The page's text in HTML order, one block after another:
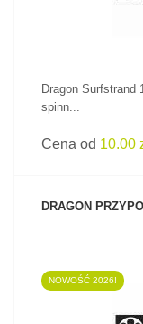
Dragon Surfstrand
spinn...
Cena od 10.00
DRAGON
NOWOŚĆ 2026!